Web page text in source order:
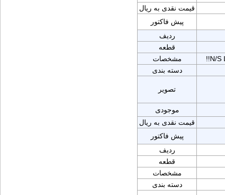
قیمت نقدی به ریال
پیش فاکتور
ردیف
قطعه
مشخصات
!!N/S
دسته بندی
تصویر
موجودی
قیمت نقدی به ریال
پیش فاکتور
ردیف
قطعه
مشخصات
دسته بندی